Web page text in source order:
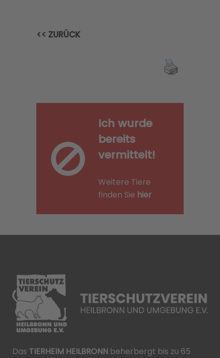
<< ZURÜCK
Ich wurde
bereits
vermittelt!
Weitere Tiere
finden Sie hier
Das TIERHEIM HEILBRONN beherbergt bis zu 65